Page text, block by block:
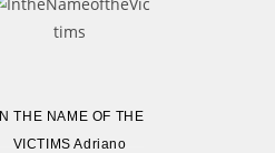
IN THE NAME OF THE
VICTIMS Adriano